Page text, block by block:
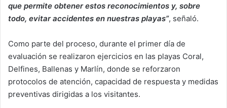
que permite obtener estos reconocimientos y, sobre
todo, evitar accidentes en nuestras playas”, señaló.
Como parte del proceso, durante el primer día de
evaluación se realizaron ejercicios en las playas Coral,
Delfines, Ballenas y Marlín, donde se reforzaron
protocolos de atención, capacidad de respuesta y medidas
preventivas dirigidas a los visitantes.